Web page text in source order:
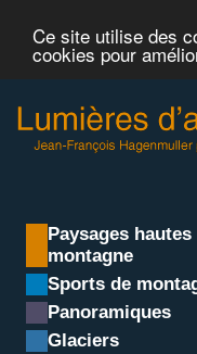
Ce site utilise des
cookies pour
Paysages hautes
montagne
Sports de
Panoramiques
Glaciers